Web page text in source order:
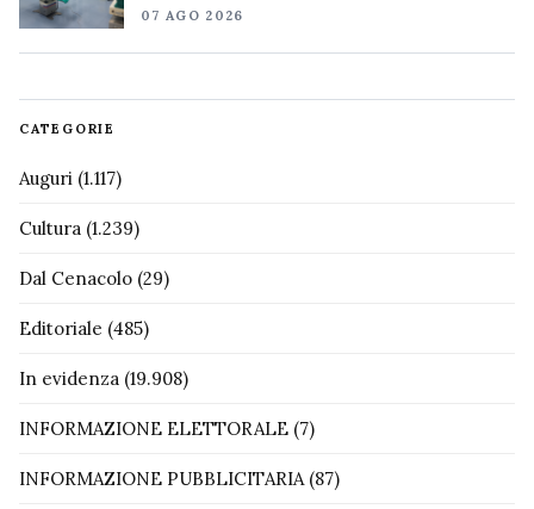
07 AGO 2026
CATEGORIE
Auguri (1.117)
Cultura (1.239)
Dal Cenacolo (29)
Editoriale (485)
In evidenza (19.908)
INFORMAZIONE ELETTORALE (7)
INFORMAZIONE PUBBLICITARIA(87)